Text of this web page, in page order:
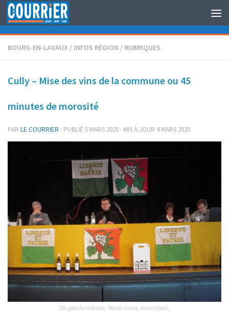
Au dessous du contenu
BOURG-EN-LAVAUX / INFOS RÉGION / RUBRIQUES
Cully – Mise des vins de la commune ou 45
minutes de morosité
PAR LE COURRIER · PUBLIÉ 5 MARS 2020 · MIS À JOUR 4 MARS 2020
De gauche à droite, Nicole Gross, municipale,